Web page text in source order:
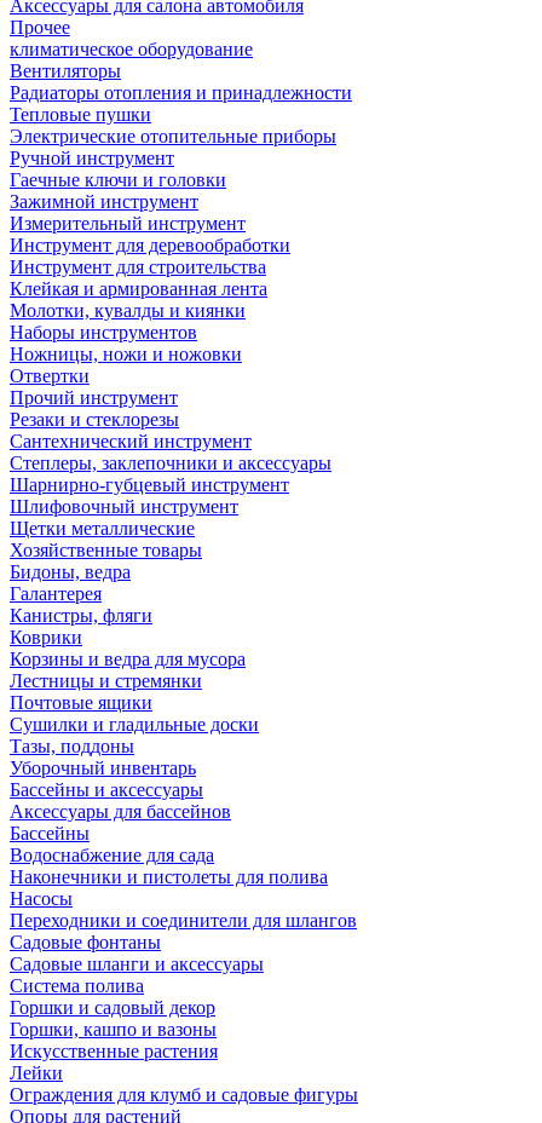
Аксессуары для салона автомобиля
Прочее
климатическое оборудование
Вентиляторы
Радиаторы отопления и принадлежности
Тепловые пушки
Электрические отопительные приборы
Ручной инструмент
Гаечные ключи и головки
Зажимной инструмент
Измерительный инструмент
Инструмент для деревообработки
Инструмент для строительства
Клейкая и армированная лента
Молотки, кувалды и киянки
Наборы инструментов
Ножницы, ножи и ножовки
Отвертки
Прочий инструмент
Резаки и стеклорезы
Сантехнический инструмент
Степлеры, заклепочники и аксессуары
Шарнирно-губцевый инструмент
Шлифовочный инструмент
Щетки металлические
Хозяйственные товары
Бидоны, ведра
Галантерея
Канистры, фляги
Коврики
Корзины и ведра для мусора
Лестницы и стремянки
Почтовые ящики
Сушилки и гладильные доски
Тазы, поддоны
Уборочный инвентарь
Бассейны и аксессуары
Аксессуары для бассейнов
Бассейны
Водоснабжение для сада
Наконечники и пистолеты для полива
Насосы
Переходники и соединители для шлангов
Садовые фонтаны
Садовые шланги и аксессуары
Система полива
Горшки и садовый декор
Горшки, кашпо и вазоны
Искусственные растения
Лейки
Ограждения для клумб и садовые фигуры
Опоры для растений